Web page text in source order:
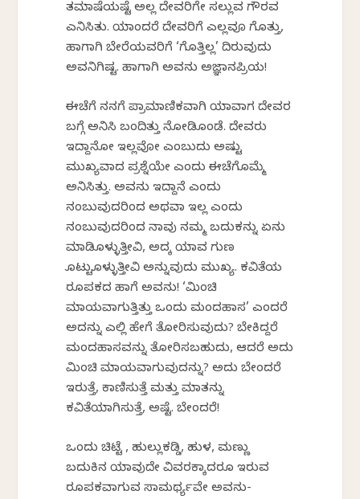
ತಮಾಷೆಯಷ್ಟೆ ಅಲ್ಲ ದೇವರಿಗೇ ಸಲ್ಲುವ ಗೌರವ
ಎನಿಸಿತು. ಯಾಕೆಂದರೆ ದೇವರಿಗೆ ಎಲ್ಲವೂ ಗೊತ್ತು,
ಹಾಗಾಗಿ ಬೇರೆಯವರಿಗೆ ‘ಗೊತ್ತಿಲ್ಲ’ ದಿರುವುದು
ಅವನಿಗಿಷ್ಟ. ಹಾಗಾಗಿ ಅವನು ಅಜ್ಞಾನಪ್ರಿಯ!
ಈಚೆಗೆ ನನಗೆ ಪ್ರಾಮಾಣಿಕವಾಗಿ ಯಾವಾಗ ದೇವರ
ಬಗ್ಗೆ ಅನಿಸಿಕೆ ಬಂದಿತ್ತು ನೋಡಿಕೊಂಡೆ. ದೇವರು
ಇದ್ದಾನೋ ಇಲ್ಲವೋ ಎಂಬುದು ಅಷ್ಟು
ಮುಖ್ಯವಾದ ಪ್ರಶ್ನೆಯೇ ಎಂದು ಈಚೆಗೊಮ್ಮೆ
ಅನಿಸಿತ್ತು. ಅವನು ಇದ್ದಾನೆ ಎಂದು
ನಂಬುವುದರಿಂದ ಅಥವಾ ಇಲ್ಲ ಎಂದು
ನಂಬುವುದರಿಂದ ನಾವು ನಮ್ಮ ಬದುಕನ್ನು ಏನು
ಮಾಡಿಕೊಳ್ಳುತ್ತೀವಿ, ಅದಕ್ಕೆ ಯಾವ ಗುಣ
ಕೊಟ್ಟುಕೊಳ್ಳುತ್ತೀವಿ ಅನ್ನುವುದು ಮುಖ್ಯ. ಕವಿತೆಯ
ರೂಪಕದ ಹಾಗೆ ಅವನು! ‘ಮಿಂಚಿ
ಮಾಯವಾಗುತ್ತಿತ್ತು ಒಂದು ಮಂದಹಾಸ’ ಎಂದರೆ
ಅದನ್ನು ಎಲ್ಲಿ ಹೇಗೆ ತೋರಿಸುವುದು? ಬೇಕಿದ್ದರೆ
ಮಂದಹಾಸವನ್ನು ತೋರಿಸಬಹುದು, ಆದರೆ ಅದು
ಮಿಂಚಿ ಮಾಯವಾಗುವುದನ್ನು? ಅದು ಬೇಕೆಂದರೆ
ಇರುತ್ತೆ, ಕಾಣಿಸುತ್ತೆ ಮತ್ತು ಮಾತನ್ನು
ಕವಿತೆಯಾಗಿಸುತ್ತೆ, ಅಷ್ಟೆ. ಬೇಕೆಂದರೆ!
ಒಂದು ಚಿಟ್ಟೆ , ಹುಲ್ಲುಕಡ್ಡಿ, ಹುಳ, ಮಣ್ಣು
ಬದುಕಿನ ಯಾವುದೇ ವಿವರಕ್ಕಾದರೂ ಇರುವ
ರೂಪಕವಾಗುವ ಸಾಮರ್ಥ್ಯವೇ ಅವನು-